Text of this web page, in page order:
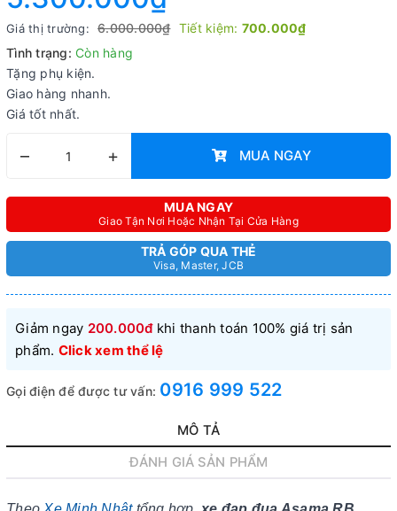
Giá thị trường: 6.000.000₫ Tiết kiệm: 700.000₫
Tình trạng: Còn hàng
Tặng phụ kiện.
Giao hàng nhanh.
Giá tốt nhất.
– + MUA NGAY
MUA NGAY
Giao Tận Nơi Hoặc Nhận Tại Cửa Hàng
TRẢ GÓP QUA THẺ
Visa, Master, JCB
Giảm ngay 200.000đkhi thanh toán 100% giá trị sản
phẩm. Click xem thể lệ
Gọi điện để được tư vấn: 0916 999 522
MÔ TẢ
ĐÁNH GIÁ SẢN PHẨM